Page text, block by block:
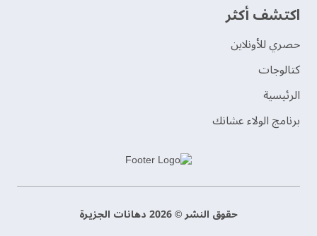
اكتشف أكثر
حصري للأونلاين
‫كتالوجات‬
الرئيسية
برنامج الولاء عشانك
حقوق النشر © 2026 دهانات الجزيرة